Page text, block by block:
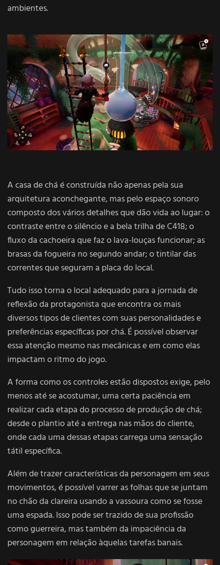
ambientes.
A casa de chá é construída não apenas pela sua
arquitetura aconchegante, mas pelo espaço sonoro
composto dos vários detalhes que dão vida ao lugar: o
contraste entre o silêncio e a bela trilha de C418; o
fluxo da cachoeira que faz o lava-louças funcionar; as
brasas da fogueira no segundo andar; o tintilar das
correntes que seguram a placa do local.
Tudo isso torna o local adequado para a jornada de
reflexão da protagonista que encontra os mais
diversos tipos de clientes com suas personalidades e
preferências específicas por chá. É possível observar
essa atenção mesmo nas mecânicas e em como elas
impactam o ritmo do jogo.
A forma como os controles estão dispostos exige, pelo
menos até se acostumar, uma certa paciência em
realizar cada etapa do processo de produção de chá;
desde o plantio até a entrega nas mãos do cliente,
onde cada uma dessas etapas carrega uma sensação
tátil específica.
Além de trazer características da personagem em seus
movimentos, é possível varrer as folhas que se juntam
no chão da clareira usando a vassoura como se fosse
uma espada. Isso pode ser trazido de sua profissão
como guerreira, mas também da impaciência da
personagem em relação àquelas tarefas banais.